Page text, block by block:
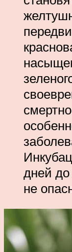
дней
не